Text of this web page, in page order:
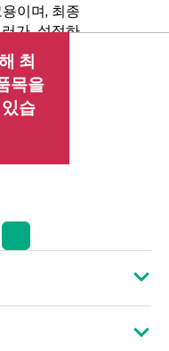
이며, 최종
가 설정하
기타 수수
. 리셀러가
다른 리셀
가격과 다
에는 기간
함될 수 있
변화, 제품
포함하되
로 언제든
보유합니
최
목을
습